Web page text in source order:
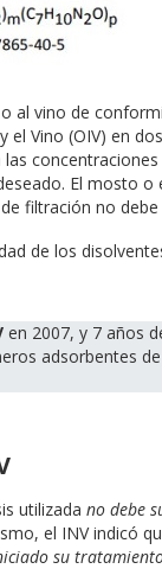
al vino de
Vino (OIV) en
El mosto
filtración no debe
de los
en 2007, y 7 años
adsorbentes de
utilizada no debe
el INV indicó
su